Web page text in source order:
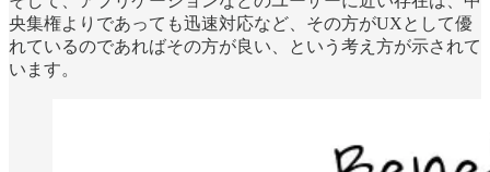
央集権よりであっても迅速対応など、その方がUXとして優
れているのであればその方が良い、という考え方が示されて
います。